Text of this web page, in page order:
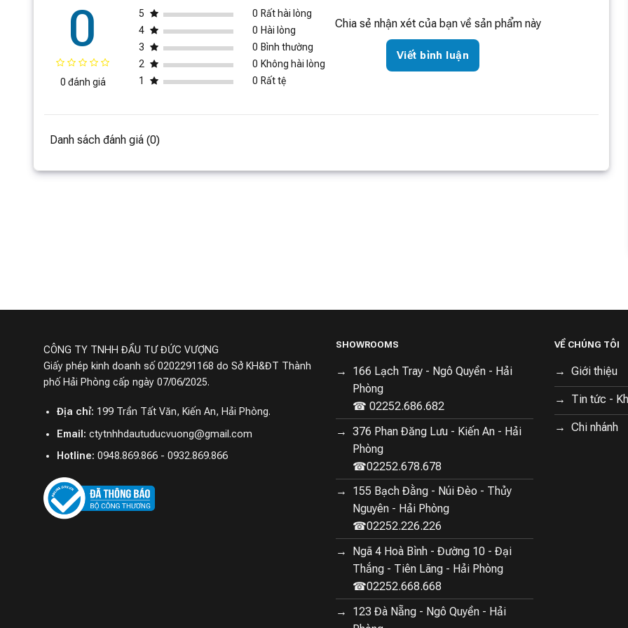
0
0 đánh giá
5 0 Rất hài lòng
4
0 Hài lòng
3
0 Bình thường
2
0 Không hài lòng
1
0 Rất tệ
Chia sẻ nhận xét của bạn về sản phẩm này
Viết bình luận
Danh sách đánh giá (0)
CÔNG TY TNHH ĐẦU TƯ ĐỨC VƯỢNG
Giấy phép kinh doanh số 0202291168 do Sở KH&ĐT Thành
phố Hải Phòng cấp ngày 07/06/2025.
Địa chỉ: 199 Trần Tất Văn, Kiến An, Hải Phòng.
Email: ctytnhhdautuducvuong@gmail.com
Hotline: 0948.869.866 - 0932.869.866
SHOWROOMS
166 Lạch Tray - Ngô Quyền - Hải
Phòng
☎ 02252.686.682
376 Phan Đăng Lưu - Kiến An - Hải
Phòng
☎02252.678.678
155 Bạch Đằng - Núi Đèo - Thủy
Nguyên - Hải Phòng
☎02252.226.226
Ngã 4 Hoà Bình - Đường 10 - Đại
Thắng - Tiên Lãng - Hải Phòng
☎02252.668.668
123 Đà Nẵng - Ngô Quyền - Hải
VỀ CHÚNG TÔI
Giới thiệu
Tin tức -
Chi nhánh